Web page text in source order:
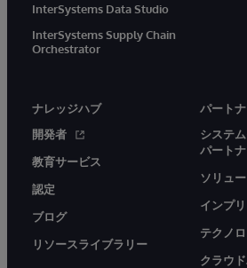
InterSystems Data Studio
InterSystems Supply Chain
Orchestrator
ナレッジハブ
開発者
教育サービス
認定
ブログ
リソースライブラリー
パート
システ
パート
ソリュ
インプ
テクノ
クラウ